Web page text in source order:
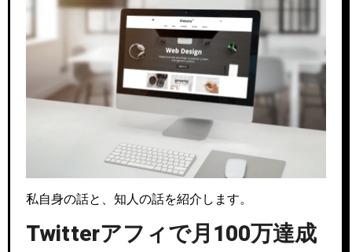
私自身の話と、知人の話を紹介します。
Twitterアフィで月100万達成